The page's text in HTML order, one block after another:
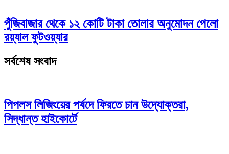
পুঁজিবাজার থেকে ১২ কোটি টাকা তোলার অনুমোদন পেলো
রয়্যাল ফুটওয়্যার
সর্বশেষ সংবাদ
পিপলস লিজিংয়ের পর্ষদে ফিরতে চান উদ্যোক্তরা,
সিদ্ধান্ত হাইকোর্টে